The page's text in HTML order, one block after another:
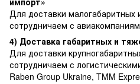
Для доставки малогабаритных
сотрудничаем с
4) Доставка габаритных и
Для доставки
сотрудничаем с
Raben Group Ukraine, TMM